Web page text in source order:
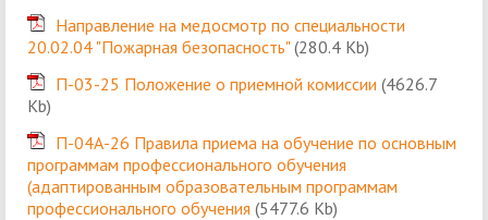
Направление на медосмотр по специальности
20.02.04 "Пожарная безопасность" (280.4 Kb)
П-03-25 Положение о приемной комиссии (4626.7
Kb)
П-04А-26 Правила приема на обучение по основным
программам профессионального обучения
(адаптированным образовательным программам
профессионального обучения (5477.6 Kb)